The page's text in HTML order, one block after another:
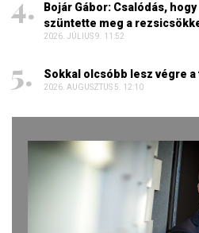
Bojár Gábor: Csalódás,
szüntette meg a
2026. JÚLIUS 9. 11:52
Sokkal olcsóbb lesz végre a
2026. AUGUSZTUS 5. 12:10